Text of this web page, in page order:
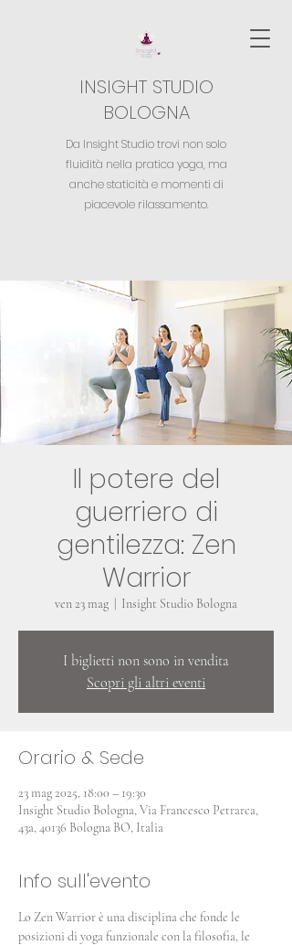
INSIGHT STUDIO
BOLOGNA
Da Insight Studio trovi non solo
fluidità nella pratica yoga, ma
anche staticità e momenti di
piacevole rilassamento.
Il potere del
guerriero di
gentilezza: Zen
Warrior
ven 23 mag Insight Studio Bologna
I biglietti non sono in vendita
Scopri gli altri eventi
Orario & Sede
23 mag 2025, 18:00 – 19:30
Insight Studio Bologna, Via Francesco Petrarca,
43a, 40136 Bologna BO, Italia
Info sull'evento
Lo Zen Warrior è una disciplina che fonde le
posizioni di yoga funzionale con la filosofia, le